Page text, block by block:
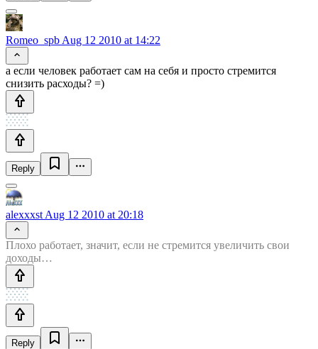
Romeo_spb Aug 12 2010 at 14:22
а если человек работает сам на себя и просто стремится
снизить расходы? =)
Reply
alexxxst Aug 12 2010 at 20:18
Плохо работает, значит, если не стремится увеличить свои
доходы…
Reply